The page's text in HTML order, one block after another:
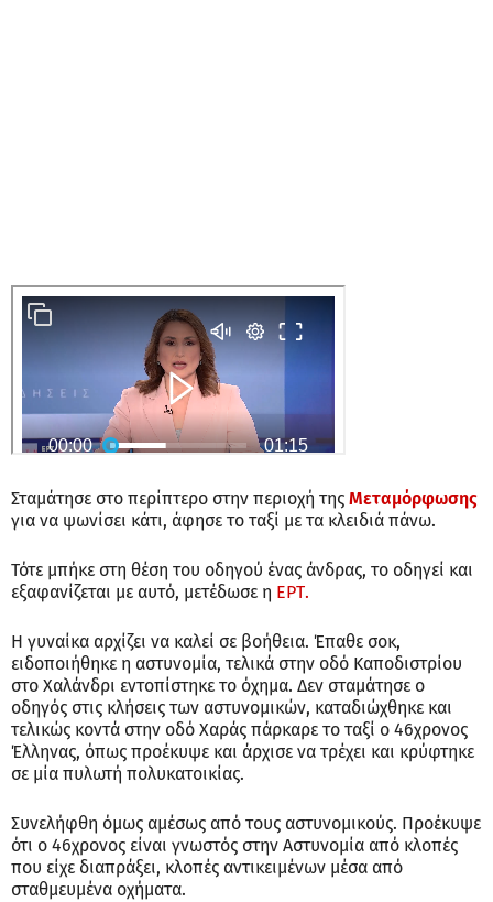
Σταμάτησε στο περίπτερο στην περιοχή της Μεταμόρφωσης
για να ψωνίσει κάτι, άφησε το ταξί με τα κλειδιά πάνω.
Τότε μπήκε στη θέση του οδηγού ένας άνδρας, το οδηγεί και
εξαφανίζεται με αυτό, μετέδωσε η ΕΡΤ.
Η γυναίκα αρχίζει να καλεί σε βοήθεια. Έπαθε σοκ,
ειδοποιήθηκε η αστυνομία, τελικά στην οδό Καποδιστρίου
στο Χαλάνδρι εντοπίστηκε το όχημα. Δεν σταμάτησε ο
οδηγός στις κλήσεις των αστυνομικών, καταδιώχθηκε και
τελικώς κοντά στην οδό Χαράς πάρκαρε το ταξί ο 46χρονος
Έλληνας, όπως προέκυψε και άρχισε να τρέχει και κρύφτηκε
σε μία πυλωτή πολυκατοικίας.
Συνελήφθη όμως αμέσως από τους αστυνομικούς. Προέκυψε
ότι ο 46χρονος είναι γνωστός στην Αστυνομία από κλοπές
που είχε διαπράξει, κλοπές αντικειμένων μέσα από
σταθμευμένα οχήματα.